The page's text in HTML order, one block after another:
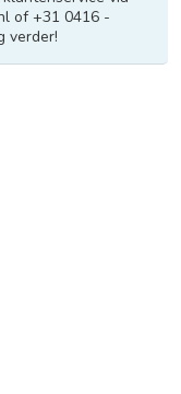
of +31 0416 -
verder!